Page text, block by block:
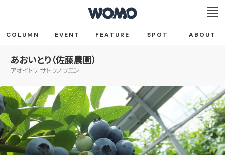
COLUMN EVENT FEATURE SPOT ABOUT
あおいとり（佐藤農園）
アオイトリ サトウノウエン